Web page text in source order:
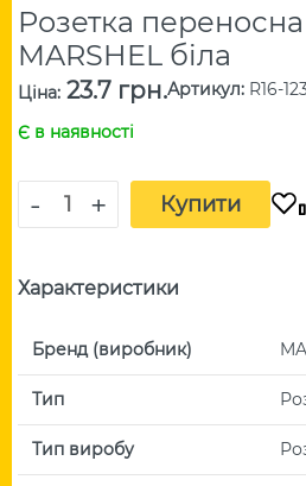
Розетка переносна
MARSHEL біла
Ціна: 23.7 грн.Артикул: R16-
Є в наявності
- + Купити
Характеристики
Бренд (виробник)
Тип
Тип виробу